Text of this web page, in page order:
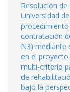
Resolución
Universidad
contratación
N3) mediante
en el
multi-criterio
de
bajo la